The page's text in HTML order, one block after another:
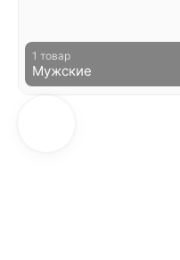
1 товар
Мужские